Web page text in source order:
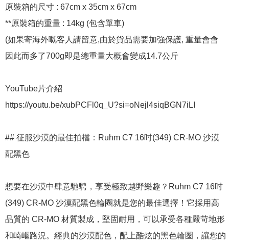
原裝箱的尺寸 : 67cm x 35cm x 67cm
**原裝箱的重量 : 14kg (包含單車)
(如果寄海外嘅客人請留意,由於貨品需要加強保護, 重量會會
因此而多了700g即是總重量大概會變成14.7公斤
YouTube片介紹
https://youtu.be/xubPCFl0q_U?si=oNejl4siqBGN7iLI
## 征服沙漠的最佳拍檔：Ruhm C7 16吋(349) CR-MO 沙漠
配黑色
想要在沙漠中肆意馳騁，享受極致越野樂趣？Ruhm C7 16吋
(349) CR-MO 沙漠配黑色輪圈就是您的最佳選擇！它採用高
品質的 CR-MO 材質製成，堅固耐用，可以承受各種嚴苛地形
和崎嶇路況。經典的沙漠配色，配上酷炫的黑色輪圈，讓您的